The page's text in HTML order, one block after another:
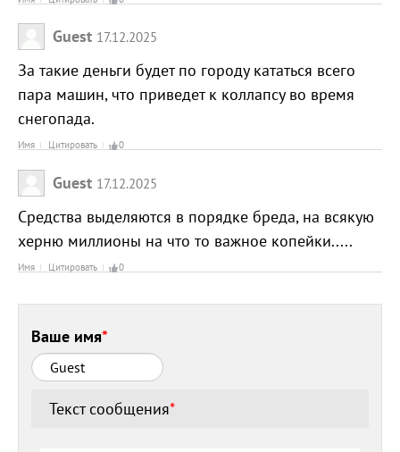
Guest 17.12.2025
За такие деньги будет по городу кататься всего
пара машин, что приведет к коллапсу во время
снегопада.
Имя Цитировать 0
Guest 17.12.2025
Средства выделяются в порядке бреда, на всякую
херню миллионы на что то важное копейки.....
Имя Цитировать 0
Ваше имя*
Текст сообщения*